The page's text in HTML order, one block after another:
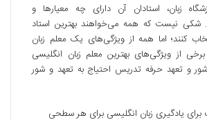
زبان، استادان آن دارای چه معیارها و
نیست که همه می‌خواهند بهترین استاد
کنند؛ اما همه از ویژگی‌های یک معلم زبان
از ویژگی‌های بهترین معلم زبان انگلیسی
شور و تعهد حرفه تدریس احتیاج به تعهد و شور